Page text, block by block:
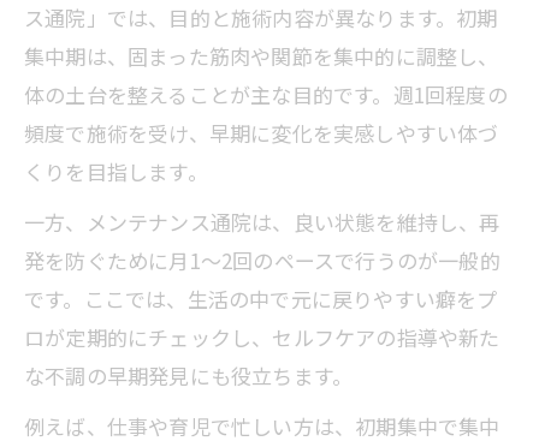
ス通院」では、目的と施術内容が異なります。初期
集中期は、固まった筋肉や関節を集中的に調整し、
体の土台を整えることが主な目的です。週1回程度の
頻度で施術を受け、早期に変化を実感しやすい体づ
くりを目指します。
一方、メンテナンス通院は、良い状態を維持し、再
発を防ぐために月1～2回のペースで行うのが一般的
です。ここでは、生活の中で元に戻りやすい癖をプ
ロが定期的にチェックし、セルフケアの指導や新た
な不調の早期発見にも役立ちます。
例えば、仕事や育児で忙しい方は、初期集中で集中